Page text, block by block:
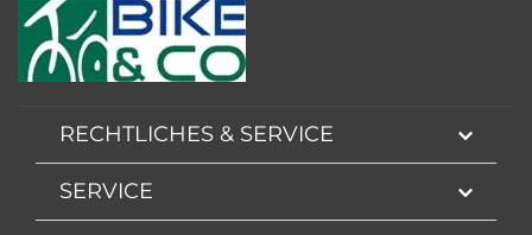
RECHTLICHES & SERVICE
SERVICE